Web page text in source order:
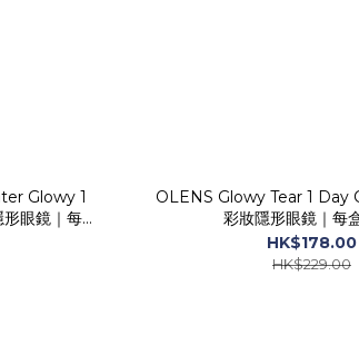
Glowy 1
眼鏡｜每盒
OLENS Glowy Tear 1 Day
彩妝隱形眼鏡｜每
HK$178.00
HK$229.00